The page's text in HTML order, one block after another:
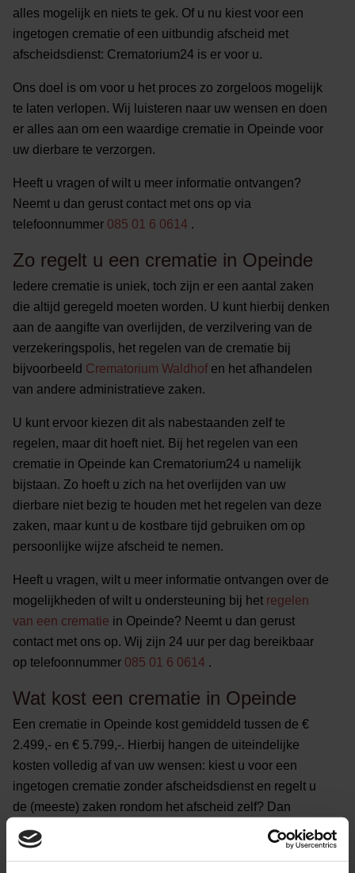
alles mogelijk en niets te gek. Of u nu kiest voor een
ingetogen crematie of een uitbundig afscheid met
afscheidsdienst: Crematorium24 is er voor u.
Ons doel is om voor u het proces zo zorgeloos mogelijk
te laten verlopen. Wij luisteren naar uw wensen en doen
er alles aan om een waardige crematie in Opeinde voor
uw dierbare te verzorgen.
Heeft u vragen of wilt u meer informatie ontvangen?
Neemt u dan gerust contact met ons op via
telefoonnummer 085 01 6 0614 .
Zo regelt u een crematie in Opeinde
Iedere crematie is uniek, toch zijn er een aantal zaken
die altijd geregeld moeten worden. U kunt hierbij denken
aan de aangifte van overlijden, de verzilvering van de
verzekeringspolis, het regelen van de crematie bij
bijvoorbeeld Crematorium Waldhof en het afhandelen
van andere administratieve zaken.
U kunt ervoor kiezen dit als nabestaanden zelf te
regelen, maar dit hoeft niet. Bij het regelen van een
crematie in Opeinde kan Crematorium24 u namelijk
bijstaan. Zo hoeft u zich na het overlijden van uw
dierbare niet bezig te houden met het regelen van deze
zaken, maar kunt u de kostbare tijd gebruiken om op
persoonlijke wijze afscheid te nemen.
Heeft u vragen, wilt u meer informatie ontvangen over de
mogelijkheden of wilt u ondersteuning bij het regelen
van een crematie in Opeinde? Neemt u dan gerust
contact met ons op. Wij zijn 24 uur per dag bereikbaar
op telefoonnummer 085 01 6 0614 .
Wat kost een crematie in Opeinde
Een crematie in Opeinde kost gemiddeld tussen de €
2.499,- en € 5.799,-. Hierbij hangen de uiteindelijke
kosten volledig af van uw wensen: kiest u voor een
ingetogen crematie zonder afscheidsdienst en regelt u
de (meeste) zaken rondom het afscheid zelf? Dan
betaalt u minder dan wanneer u kiest voor een
uitgebreide crematie met afscheidsdienst, ruimte voor